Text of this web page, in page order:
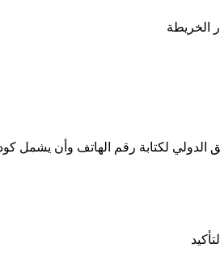
الخريطة
الدولي لكتابة رقم الهاتف وأن يشمل